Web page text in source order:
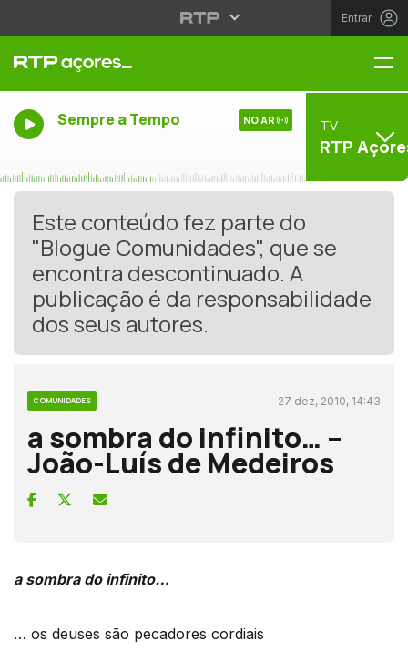
Entrar
Sempre a Tempo NO AR TV
RTP
Este conteúdo fez parte do
"Blogue Comunidades", que se
encontra descontinuado. A
publicação é da responsabilidade
dos seus autores.
COMUNIDADES 27 dez, 2010, 14:43
a sombra do infinito… –
João-Luís de Medeiros
a sombra do infinito…
… os deuses são pecadores cordiais